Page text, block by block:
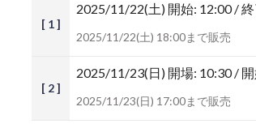
[ 1 ]
2025/11/22(土) 開始: 12:00 /
2025/11/22(土) 18:00まで販売
[ 2 ]
2025/11/23(日) 開場: 10:30 /
2025/11/23(日) 17:00まで販売